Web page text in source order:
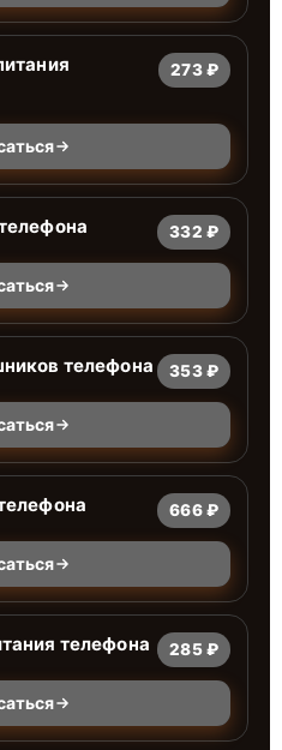
273 ₽
332 ₽
телефона 353 ₽
666 ₽
телефона 285 ₽